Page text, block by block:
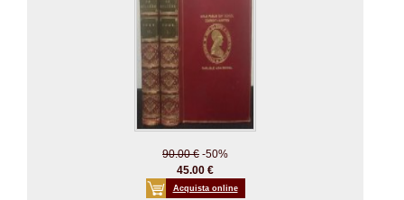
90.00 € -50%
45.00 €
Acquista online